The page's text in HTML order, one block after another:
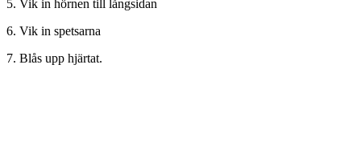
5. Vik in hörnen till långsidan
6. Vik in spetsarna
7. Blås upp hjärtat.